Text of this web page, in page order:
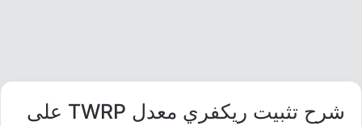
شرح تثبيت ريكفري معدل TWRP على